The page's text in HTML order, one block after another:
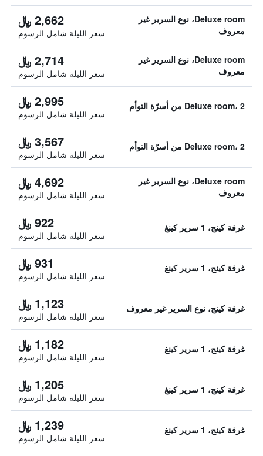
Deluxe room، نوع السرير غير
معروف
2,662 ﷼
سعر الليلة شامل الرسوم
Deluxe room، نوع السرير غير
معروف
2,714 ﷼
سعر الليلة شامل الرسوم
Deluxe room، 2 من أسرّة التوأم 2,995 ﷼
سعر الليلة شامل الرسوم
Deluxe room، 2 من أسرّة التوأم 3,567 ﷼
سعر الليلة شامل الرسوم
Deluxe room، نوع السرير غير
معروف
4,692 ﷼
سعر الليلة شامل الرسوم
غرفة كينج، 1 سرير كينغ 922 ﷼
سعر الليلة شامل الرسوم
غرفة كينج، 1 سرير كينغ 931 ﷼
سعر الليلة شامل الرسوم
غرفة كينج، نوع السرير غير معروف 1,123 ﷼
سعر الليلة شامل الرسوم
غرفة كينج، 1 سرير كينغ 1,182 ﷼
سعر الليلة شامل الرسوم
غرفة كينج، 1 سرير كينغ 1,205 ﷼
سعر الليلة شامل الرسوم
غرفة كينج، 1 سرير كينغ 1,239 ﷼
سعر الليلة شامل الرسوم